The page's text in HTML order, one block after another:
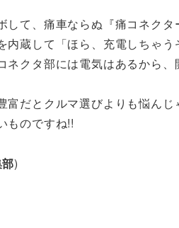
して、痛車ならぬ『痛コネク
内蔵して「ほら、充電しちゃ
クタ部には電気はあるから、
富だとクルマ選びよりも悩ん
ものですね!!
)